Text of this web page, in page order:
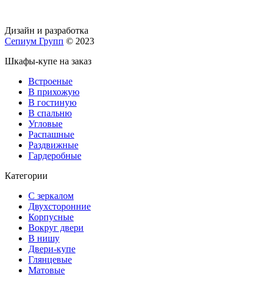
Дизайн и разработка
Сепиум Групп © 2023
Шкафы-купе на заказ
Встроеные
В прихожую
В гостиную
В спальню
Угловые
Распашные
Раздвижные
Гардеробные
Категории
С зеркалом
Двухсторонние
Корпусные
Вокруг двери
В нишу
Двери-купе
Глянцевые
Матовые